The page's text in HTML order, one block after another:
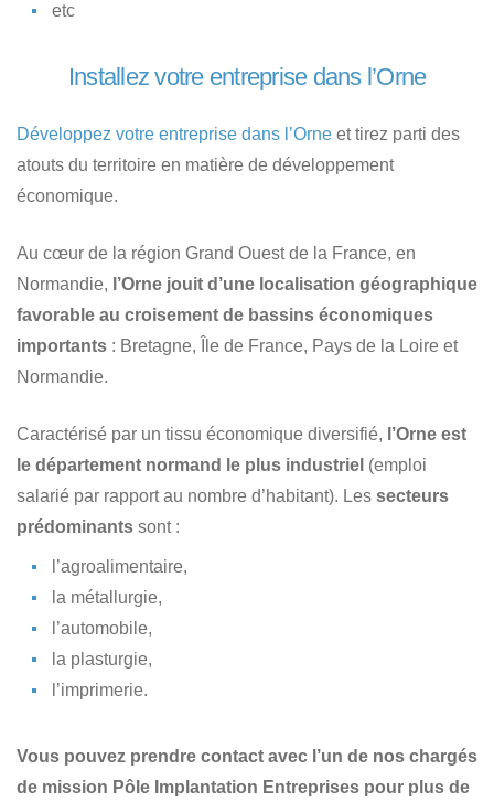
etc
Installez votre entreprise dans l’Orne
Développez votre entreprise dans l’Orne et tirez parti des
atouts du territoire en matière de développement
économique.
Au cœur de la région Grand Ouest de la France, en
Normandie, l’Orne jouit d’une localisation géographique
favorable au croisement de bassins économiques
importants : Bretagne, Île de France, Pays de la Loire et
Normandie.
Caractérisé par un tissu économique diversifié, l’Orne est
le département normand le plus industriel (emploi
salarié par rapport au nombre d’habitant). Les secteurs
prédominants sont :
l’agroalimentaire,
la métallurgie,
l’automobile,
la plasturgie,
l’imprimerie.
Vous pouvez prendre contact avec l’un de nos chargés
de mission Pôle Implantation Entreprises pour plus de